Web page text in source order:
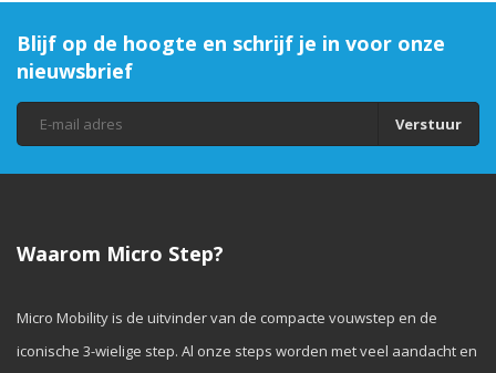
Blijf op de hoogte en schrijf je in voor onze
nieuwsbrief
Verstuur
Waarom Micro Step?
Micro Mobility is de uitvinder van de compacte vouwstep en de
iconische 3-wielige step. Al onze steps worden met veel aandacht en